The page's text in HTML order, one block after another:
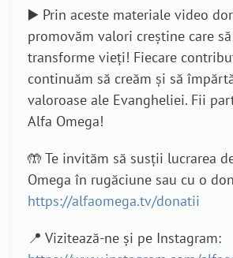
▶️ Prin aceste materiale video
promovăm valori creștine care
transforme vieți! Fiecare
continuăm să creăm și să
valoroase ale Evangheliei. Fii
Alfa Omega!
🤲 Te invităm să susții lucrarea
Omega în rugăciune sau cu o
https://alfaomega.tv/donatii
📍 Vizitează-ne și pe Instagram: